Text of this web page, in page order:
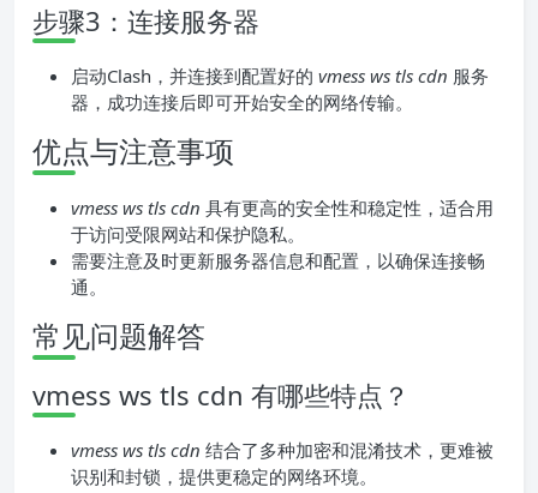
步骤3：连接服务器
启动Clash，并连接到配置好的 vmess ws tls cdn 服务
器，成功连接后即可开始安全的网络传输。
优点与注意事项
vmess ws tls cdn 具有更高的安全性和稳定性，适合用
于访问受限网站和保护隐私。
需要注意及时更新服务器信息和配置，以确保连接畅
通。
常见问题解答
vmess ws tls cdn 有哪些特点？
vmess ws tls cdn 结合了多种加密和混淆技术，更难被
识别和封锁，提供更稳定的网络环境。